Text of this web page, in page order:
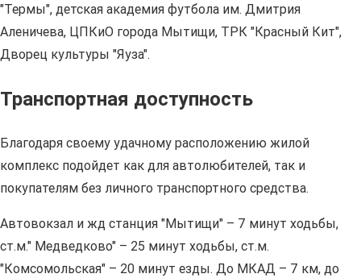
"Термы", детская академия футбола им. Дмитрия
Аленичева, ЦПКиО города Мытищи, ТРК "Красный Кит",
Дворец культуры "Яуза".
Транспортная доступность
Благодаря своему удачному расположению жилой
комплекс подойдет как для автолюбителей, так и
покупателям без личного транспортного средства.
Автовокзал и жд станция "Мытищи" – 7 минут ходьбы,
ст.м." Медведково" – 25 минут ходьбы, ст.м.
"Комсомольская" – 20 минут езды. До МКАД – 7 км, до